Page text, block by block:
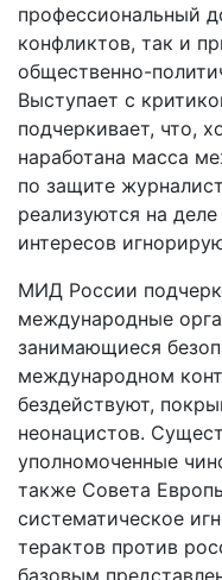
профессиональный
конфликтов, так и
общественно-
Выступает с
подчеркивает, что,
наработана масса
по защите
реализуются на
интересов
МИД России
международные
занимающиеся
международном
бездействуют,
неонацистов.
уполномоченные
также Совета
систематическое
терактов против
базовым